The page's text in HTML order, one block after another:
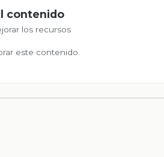
contenido
los recursos
este contenido.